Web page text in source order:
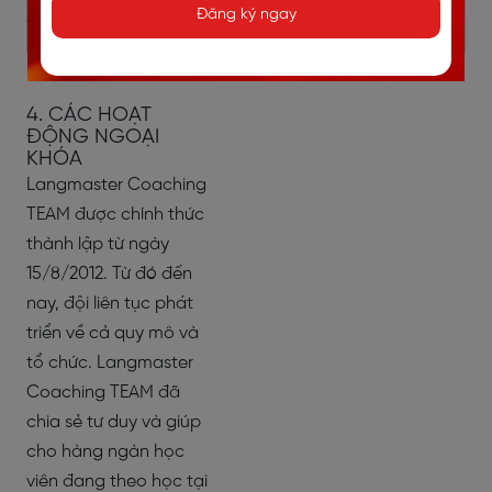
các công ty, tập đoàn
4. CÁC HOẠT
ĐỘNG NGOẠI
KHÓA
Langmaster Coaching
TEAM được chính thức
thành lập từ ngày
15/8/2012. Từ đó đến
nay, đội liên tục phát
triển về cả quy mô và
tổ chức. Langmaster
Coaching TEAM đã
chia sẻ tư duy và giúp
cho hàng ngàn học
viên đang theo học tại
Đăng ký ngay